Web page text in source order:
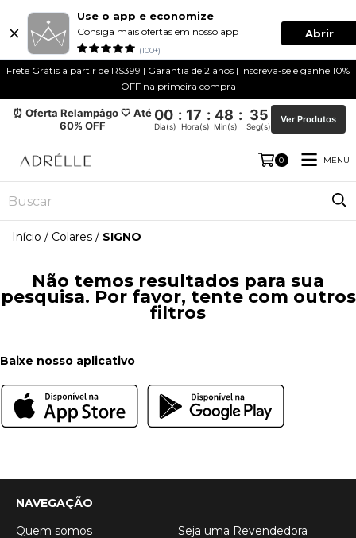
Use o app e economize
Consiga mais ofertas em nosso app
(100+)
Abrir
Frete Grátis a partir de R$399 | Garantia de 2 anos | Inscreva-se e ganhe 10%
OFF na primeira compra
⏰ Oferta Relampâgo 🤍 Até
60% OFF
00 : 17 : 48 : 35
Dia(s) Hora(s) Min(s) Seg(s)
Ver Produtos
0 MENU
Início / Colares / SIGNO
Não temos resultados para sua
pesquisa. Por favor, tente com outros
filtros
Baixe nosso aplicativo
NAVEGAÇÃO
Quem somos
Seja uma Revendedora